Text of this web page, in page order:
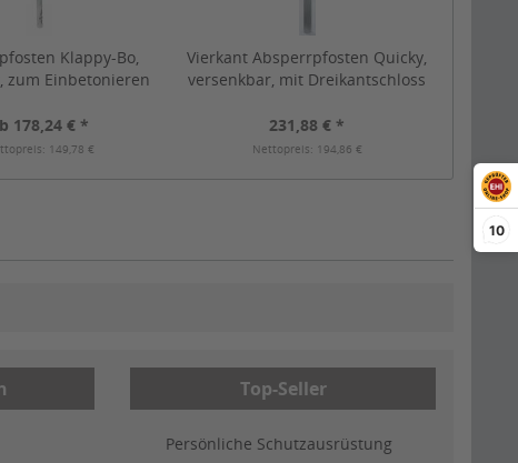
10
Klappy-Bo,
zum Einbetonieren
178,24 € *
149,78 €
Vierkant Absperrpfosten Quicky,
versenkbar, mit Dreikantschloss
231,88 € *
Nettopreis: 194,86 €
Top-Seller
Persönliche Schutzausrüstung